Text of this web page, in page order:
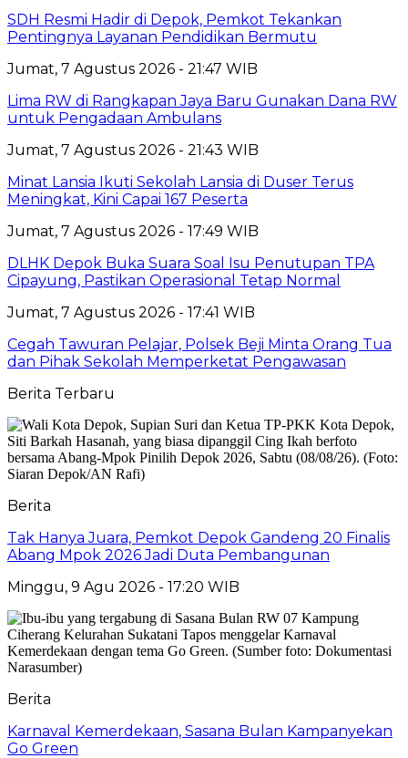
SDH Resmi Hadir di Depok, Pemkot Tekankan
Pentingnya Layanan Pendidikan Bermutu
Jumat, 7 Agustus 2026 - 21:47 WIB
Lima RW di Rangkapan Jaya Baru Gunakan Dana RW
untuk Pengadaan Ambulans
Jumat, 7 Agustus 2026 - 21:43 WIB
Minat Lansia Ikuti Sekolah Lansia di Duser Terus
Meningkat, Kini Capai 167 Peserta
Jumat, 7 Agustus 2026 - 17:49 WIB
DLHK Depok Buka Suara Soal Isu Penutupan TPA
Cipayung, Pastikan Operasional Tetap Normal
Jumat, 7 Agustus 2026 - 17:41 WIB
Cegah Tawuran Pelajar, Polsek Beji Minta Orang Tua
dan Pihak Sekolah Memperketat Pengawasan
Berita Terbaru
Berita
Tak Hanya Juara, Pemkot Depok Gandeng 20 Finalis
Abang Mpok 2026 Jadi Duta Pembangunan
Minggu, 9 Agu 2026 - 17:20 WIB
Berita
Karnaval Kemerdekaan, Sasana Bulan Kampanyekan
Go Green